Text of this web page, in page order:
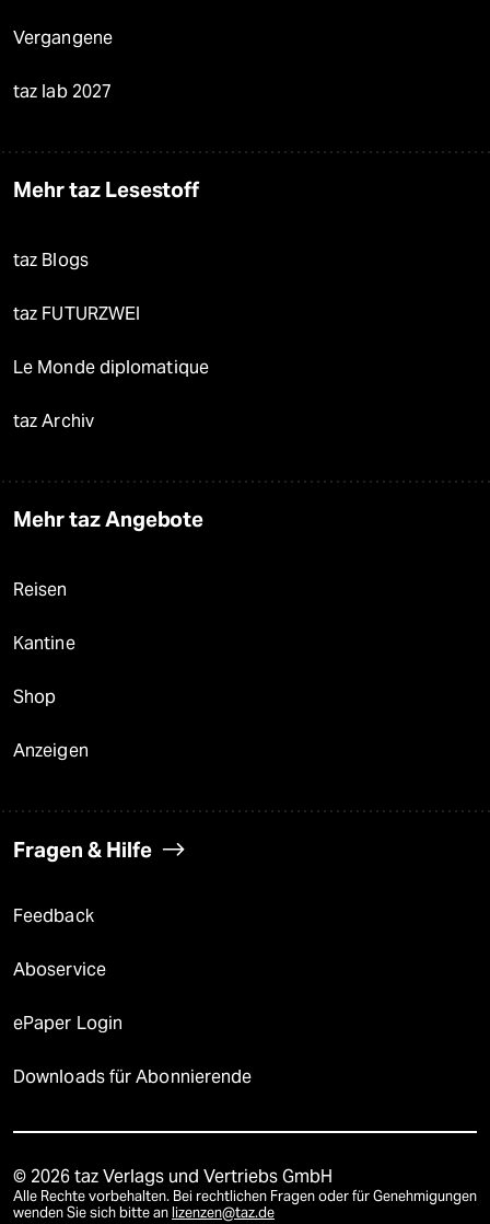
Vergangene
taz lab 2027
Mehr taz Lesestoff
taz Blogs
taz FUTURZWEI
Le Monde diplomatique
taz Archiv
Mehr taz Angebote
Reisen
Kantine
Shop
Anzeigen
Fragen & Hilfe
Feedback
Aboservice
ePaper Login
Downloads für Abonnierende
© 2026 taz Verlags und Vertriebs GmbH
Alle Rechte vorbehalten. Bei rechtlichen Fragen oder für Genehmigungen
wenden Sie sich bitte an lizenzen@taz.de